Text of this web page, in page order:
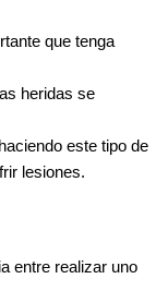
que tenga
heridas se
este tipo de
lesiones.
entre realizar uno